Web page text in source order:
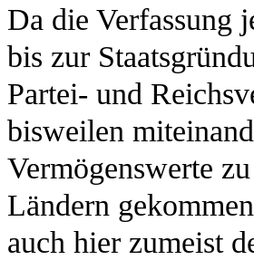
Da die Verfassung
bis zur
Partei- und
bisweilen
Vermögenswerte
Ländern
auch hier zumeist